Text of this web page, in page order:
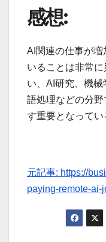
感想:
AI関連の仕事が増
いることは非常
い、AI研究、機
語処理などの分
す重要となってい
元記事: https://
paying-remote-ai-